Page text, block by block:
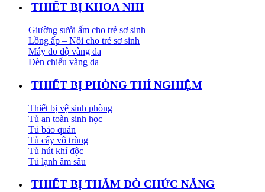
THIẾT BỊ KHOA NHI
Giường sưởi ấm cho trẻ sơ sinh
Lồng ấp – Nôi cho trẻ sơ sinh
Máy đo độ vàng da
Đèn chiếu vàng da
THIẾT BỊ PHÒNG THÍ NGHIỆM
Thiết bị vệ sinh phòng
Tủ an toàn sinh học
Tủ bảo quản
Tủ cấy vô trùng
Tủ hút khí độc
Tủ lạnh âm sâu
THIẾT BỊ THĂM DÒ CHỨC NĂNG